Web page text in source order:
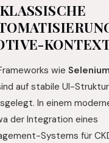
wie
auf stabile UI-
In einem
der Integration eines
Systems für